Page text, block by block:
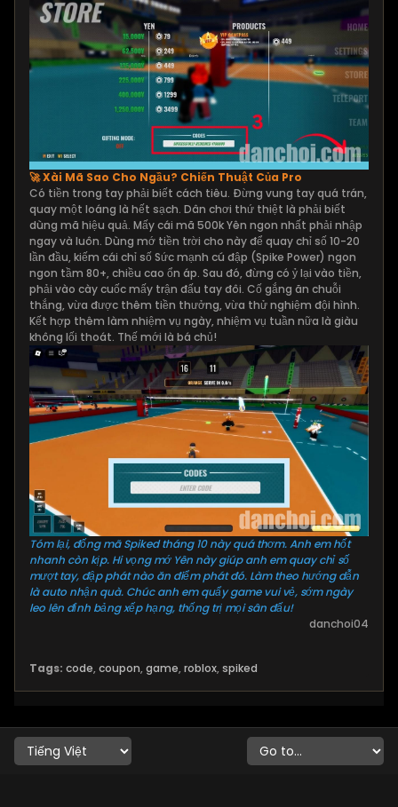
🚀 Xài Mã Sao Cho Ngầu? Chiến Thuật Của Pro
Có tiền trong tay phải biết cách tiêu. Đừng vung tay quá trán,
quay một loáng là hết sạch. Dân chơi thứ thiệt là phải biết
dùng mã hiệu quả. Mấy cái mã 500k Yên ngon nhất phải nhập
ngay và luôn. Dùng mớ tiền trời cho này để quay chỉ số 10-20
lần đầu, kiếm cái chỉ số Sức mạnh cú đập (Spike Power) ngon
ngon tầm 80+, chiều cao ổn áp. Sau đó, đừng có ỷ lại vào tiền,
phải vào cày cuốc mấy trận đấu tay đôi. Cố gắng ăn chuỗi
thắng, vừa được thêm tiền thưởng, vừa thử nghiệm đội hình.
Kết hợp thêm làm nhiệm vụ ngày, nhiệm vụ tuần nữa là giàu
không lối thoát. Thế mới là bá chủ!
Tóm lại, đống mã Spiked tháng 10 này quá thơm. Anh em hốt
nhanh còn kịp. Hi vọng mớ Yên này giúp anh em quay chỉ số
mượt tay, đập phát nào ăn điểm phát đó. Làm theo hướng dẫn
là auto nhận quà. Chúc anh em quẩy game vui vẻ, sớm ngày
leo lên đỉnh bảng xếp hạng, thống trị mọi sân đấu!
danchoi04
Tags: code, coupon, game, roblox, spiked